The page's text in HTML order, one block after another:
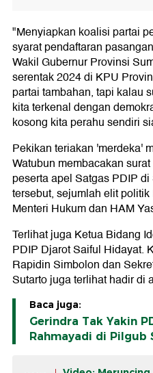
"Menyiapkan koalisi partai
syarat pendaftaran
Wakil Gubernur Provinsi
serentak 2024 di KPU
partai tambahan, tapi kalau
kita terkenal dengan
kosong kita perahu sendiri
Pekikan teriakan 'merdeka'
Watubun membacakan
peserta apel Satgas PDIP
tersebut, sejumlah elit
Menteri Hukum dan HAM
Terlihat juga Ketua Bidang
PDIP Djarot Saiful Hidayat.
Rapidin Simbolon dan
Sutarto juga terlihat hadir di
Baca juga:
Gerindra Tak Yakin
Rahmayadi di Pilgub